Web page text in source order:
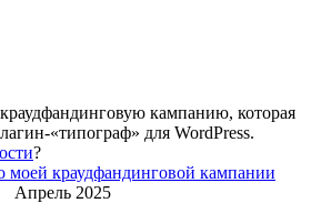
кампанию, которая
«типограф» для WordPress.
?
Апрель 2025